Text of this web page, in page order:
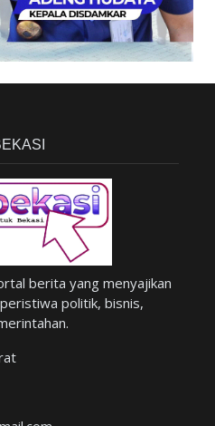
berita yang menyajikan
politik, bisnis,